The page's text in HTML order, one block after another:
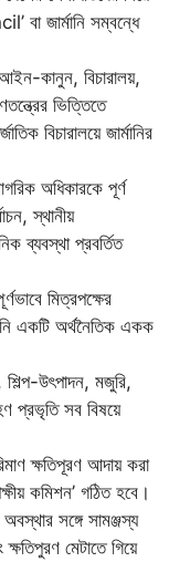
জার্মানি সম্বন্ধে
কানুন, বিচারালয়,
ভিত্তিতে
বিচারালয়ে জার্মানির
অধিকারকে পূর্ণ
স্থানীয়
ব্যবস্থা প্রবর্তিত
মিত্রপক্ষের
একটি অর্থনৈতিক একক
শিল্প-উৎপাদন, মজুরি,
প্রভৃতি সব বিষয়ে
ক্ষতিপূরণ আদায় করা
কমিশন’ গঠিত হবে।
সঙ্গে সামঞ্জস্য
মেটাতে গিয়ে